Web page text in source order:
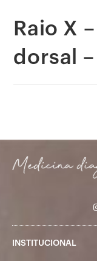
Raio X
dorsal
INSTITUCIONAL